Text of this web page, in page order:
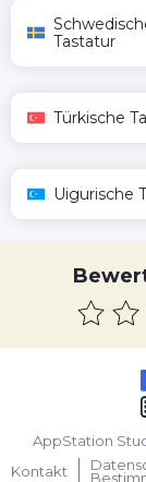
Tastatur
Türkische
Uigurische
AppStation
Kontakt